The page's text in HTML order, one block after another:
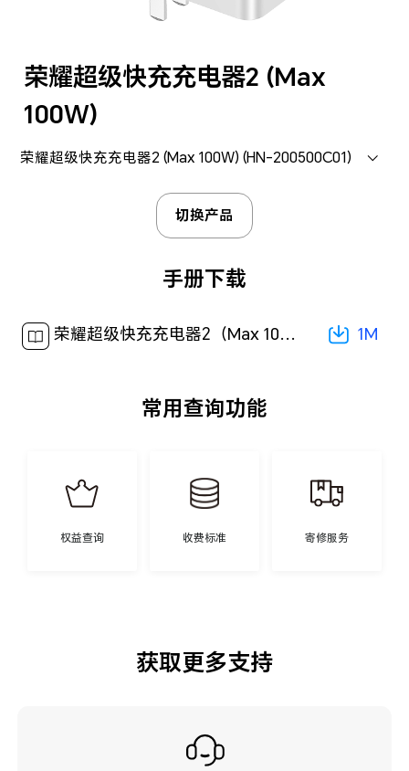
荣耀超级快充充电器2 (Max
100W)
荣耀超级快充充电器2 (Max 100W) (HN-200500C01)
切换产品
手册下载
荣耀超级快充充电器2（Max 100W） 安全信息-(01,zh-CN,China,L)[ 1M ] 1M
常用查询功能
权益查询 收费标准 寄修服务
获取更多支持